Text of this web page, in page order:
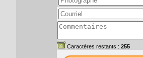
Caractères restants : 255